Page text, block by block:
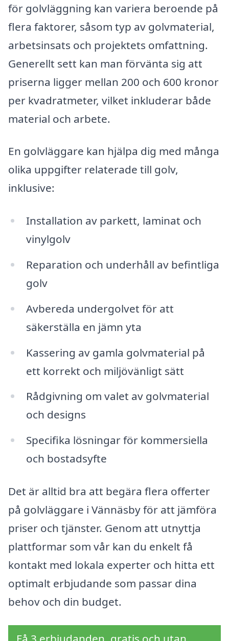
för golvläggning kan variera beroende på
flera faktorer, såsom typ av golvmaterial,
arbetsinsats och projektets omfattning.
Generellt sett kan man förvänta sig att
priserna ligger mellan 200 och 600 kronor
per kvadratmeter, vilket inkluderar både
material och arbete.
En golvläggare kan hjälpa dig med många
olika uppgifter relaterade till golv,
inklusive:
Installation av parkett, laminat och
vinylgolv
Reparation och underhåll av befintliga
golv
Avbereda undergolvet för att
säkerställa en jämn yta
Kassering av gamla golvmaterial på
ett korrekt och miljövänligt sätt
Rådgivning om valet av golvmaterial
och designs
Specifika lösningar för kommersiella
och bostadsyfte
Det är alltid bra att begära flera offerter
på golvläggare i Vännäsby för att jämföra
priser och tjänster. Genom att utnyttja
plattformar som vår kan du enkelt få
kontakt med lokala experter och hitta ett
optimalt erbjudande som passar dina
behov och din budget.